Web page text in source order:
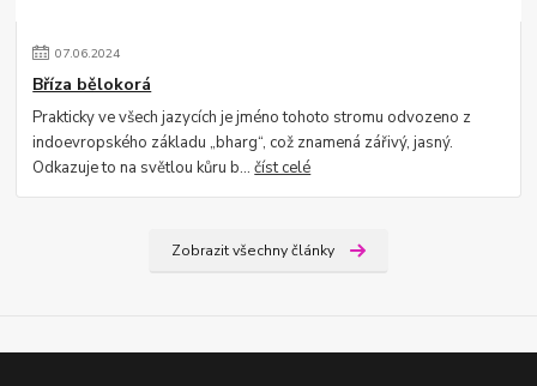
07.06.2024
Bříza bělokorá
Prakticky ve všech jazycích je jméno tohoto stromu odvozeno z
indoevropského základu „bharg“, což znamená zářivý, jasný.
Odkazuje to na světlou kůru b...číst celé
Zobrazit všechny články